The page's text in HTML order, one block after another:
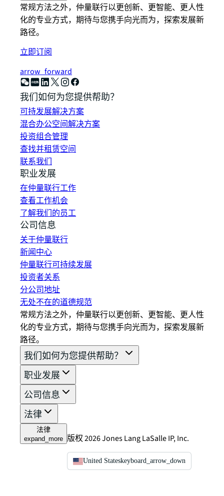
常规方法之外，仲量联行以更创新、更智能、更人性
化的专业方式，期待与您携手向光而为，探索发展新
路径。
立即订阅
arrow_forward
我们如何为您提供帮助？
可持发展解决方案
混合办公空间解决方案
投资组合管理
查找并租赁空间
联系我们
职业发展
在仲量联行工作
查看工作机会
了解我们的员工
公司信息
关于仲量联行
新闻中心
仲量联行可持续发展
投资者关系
分公司地址
无处不在的道德规范
常规方法之外，仲量联行以更创新、更智能、更人性
化的专业方式，期待与您携手向光而为，探索发展新
路径。
我们如何为您提供帮助？
职业发展
公司信息
法律
法律
expand_more 版权 2026 Jones Lang LaSalle IP, Inc.
United Stateskeyboard_arrow_down